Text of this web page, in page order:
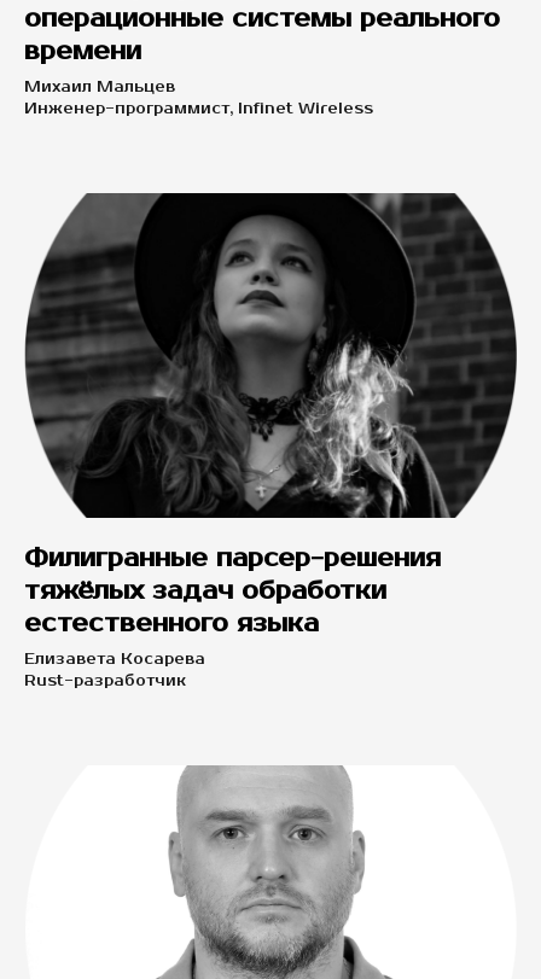
операционные системы реального
времени
Михаил Мальцев
Инженер-программист, Infinet Wireless
Филигранные парсер-решения
тяжёлых задач обработки
естественного языка
Елизавета Косарева
Rust-разработчик